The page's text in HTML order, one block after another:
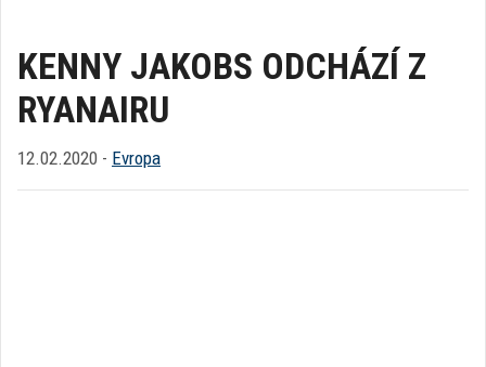
KENNY JAKOBS ODCHÁZÍ Z
RYANAIRU
12.02.2020 - Evropa